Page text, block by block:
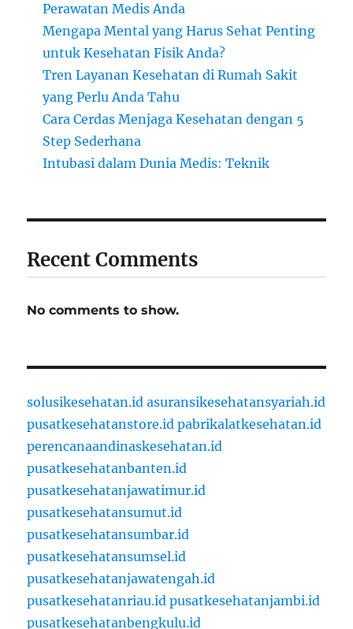
Perawatan Medis Anda
Mengapa Mental yang Harus Sehat Penting
untuk Kesehatan Fisik Anda?
Tren Layanan Kesehatan di Rumah Sakit
yang Perlu Anda Tahu
Cara Cerdas Menjaga Kesehatan dengan 5
Step Sederhana
Intubasi dalam Dunia Medis: Teknik
Recent Comments
No comments to show.
solusikesehatan.id asuransikesehatansyariah.id
pusatkesehatanstore.id pabrikalatkesehatan.id
perencanaandinaskesehatan.id
pusatkesehatanbanten.id
pusatkesehatanjawatimur.id
pusatkesehatansumut.id
pusatkesehatansumbar.id
pusatkesehatansumsel.id
pusatkesehatanjawatengah.id
pusatkesehatanriau.id pusatkesehatanjambi.id
pusatkesehatanbengkulu.id